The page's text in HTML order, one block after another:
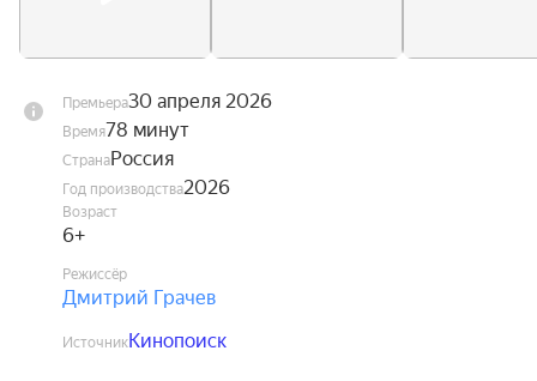
Премьера30 апреля 2026
Время78 минут
СтранаРоссия
Год производства2026
Возраст
6+
Режиссёр
Дмитрий Грачев
ИсточникКинопоиск